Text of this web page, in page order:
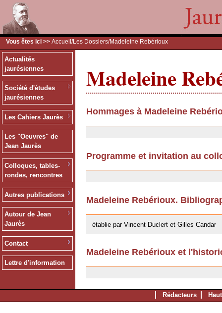
Vous êtes ici >> Accueil /Les Dossiers/Madeleine Rebérioux
Actualités
jaurésiennes
Société d'études
jaurésiennes
Les Cahiers Jaurès
Les "Oeuvres" de
Jean Jaurès
Colloques, tables-
rondes, rencontres
Autres publications
Autour de Jean
Jaurès
Contact
Lettre d'information
Madeleine
Hommages à Madeleine
Programme et invitation au
Madeleine Rebérioux.
établie par Vincent Duclert et Gilles Candar
Madeleine Rebérioux et
Rédacteurs